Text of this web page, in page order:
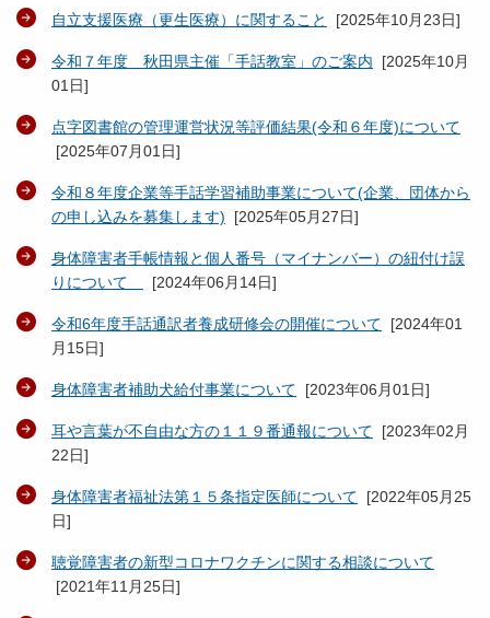
自立支援医療（更生医療）に関すること [2025年10月23日]
令和７年度 秋田県主催「手話教室」のご案内 [2025年10月
01日]
点字図書館の管理運営状況等評価結果(令和６年度)について
[2025年07月01日]
令和８年度企業等手話学習補助事業について(企業、団体から
の申し込みを募集します) [2025年05月27日]
身体障害者手帳情報と個人番号（マイナンバー）の紐付け誤
りについて
[2024年06月14日]
令和6年度手話通訳者養成研修会の開催について [2024年01
月15日]
身体障害者補助犬給付事業について [2023年06月01日]
耳や言葉が不自由な方の１１９番通報について [2023年02月
22日]
身体障害者福祉法第１５条指定医師について [2022年05月25
日]
聴覚障害者の新型コロナワクチンに関する相談について
[2021年11月25日]